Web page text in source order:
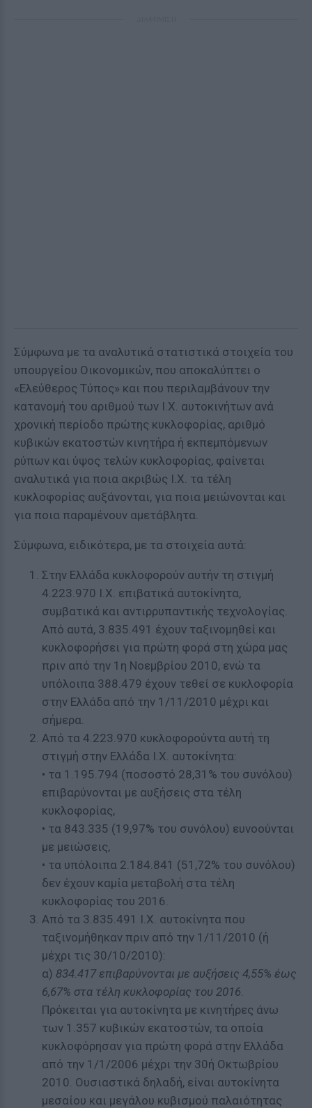
Σύμφωνα με τα αναλυτικά στατιστικά στοιχεία του
υπουργείου Οικονομικών, που αποκαλύπτει ο
«Ελεύθερος Τύπος» και που περιλαμβάνουν την
κατανομή του αριθμού των Ι.Χ. αυτοκινήτων ανά
χρονική περίοδο πρώτης κυκλοφορίας, αριθμό
κυβικών εκατοστών κινητήρα ή εκπεμπόμενων
ρύπων και ύψος τελών κυκλοφορίας, φαίνεται
αναλυτικά για ποια ακριβώς Ι.Χ. τα τέλη
κυκλοφορίας αυξάνονται, για ποια μειώνονται και
για ποια παραμένουν αμετάβλητα.
Σύμφωνα, ειδικότερα, με τα στοιχεία αυτά:
Στην Ελλάδα κυκλοφορούν αυτήν τη στιγμή
4.223.970 Ι.Χ. επιβατικά αυτοκίνητα,
συμβατικά και αντιρρυπαντικής τεχνολογίας.
Από αυτά, 3.835.491 έχουν ταξινομηθεί και
κυκλοφορήσει για πρώτη φορά στη χώρα μας
πριν από την 1η Νοεμβρίου 2010, ενώ τα
υπόλοιπα 388.479 έχουν τεθεί σε κυκλοφορία
στην Ελλάδα από την 1/11/2010 μέχρι και
σήμερα.
Από τα 4.223.970 κυκλοφορούντα αυτή τη
στιγμή στην Ελλάδα Ι.Χ. αυτοκίνητα:
• τα 1.195.794 (ποσοστό 28,31% του συνόλου)
επιβαρύνονται με αυξήσεις στα τέλη
κυκλοφορίας,
• τα 843.335 (19,97% του συνόλου) ευνοούνται
με μειώσεις,
• τα υπόλοιπα 2.184.841 (51,72% του συνόλου)
δεν έχουν καμία μεταβολή στα τέλη
κυκλοφορίας του 2016.
Από τα 3.835.491 Ι.Χ. αυτοκίνητα που
ταξινομήθηκαν πριν από την 1/11/2010 (ή
μέχρι τις 30/10/2010):
α) 834.417 επιβαρύνονται με αυξήσεις 4,55% έως
6,67% στα τέλη κυκλοφορίας του 2016.
Πρόκειται για αυτοκίνητα με κινητήρες άνω
των 1.357 κυβικών εκατοστών, τα οποία
κυκλοφόρησαν για πρώτη φορά στην Ελλάδα
από την 1/1/2006 μέχρι την 30ή Οκτωβρίου
2010. Ουσιαστικά δηλαδή, είναι αυτοκίνητα
μεσαίου και μεγάλου κυβισμού παλαιότητας